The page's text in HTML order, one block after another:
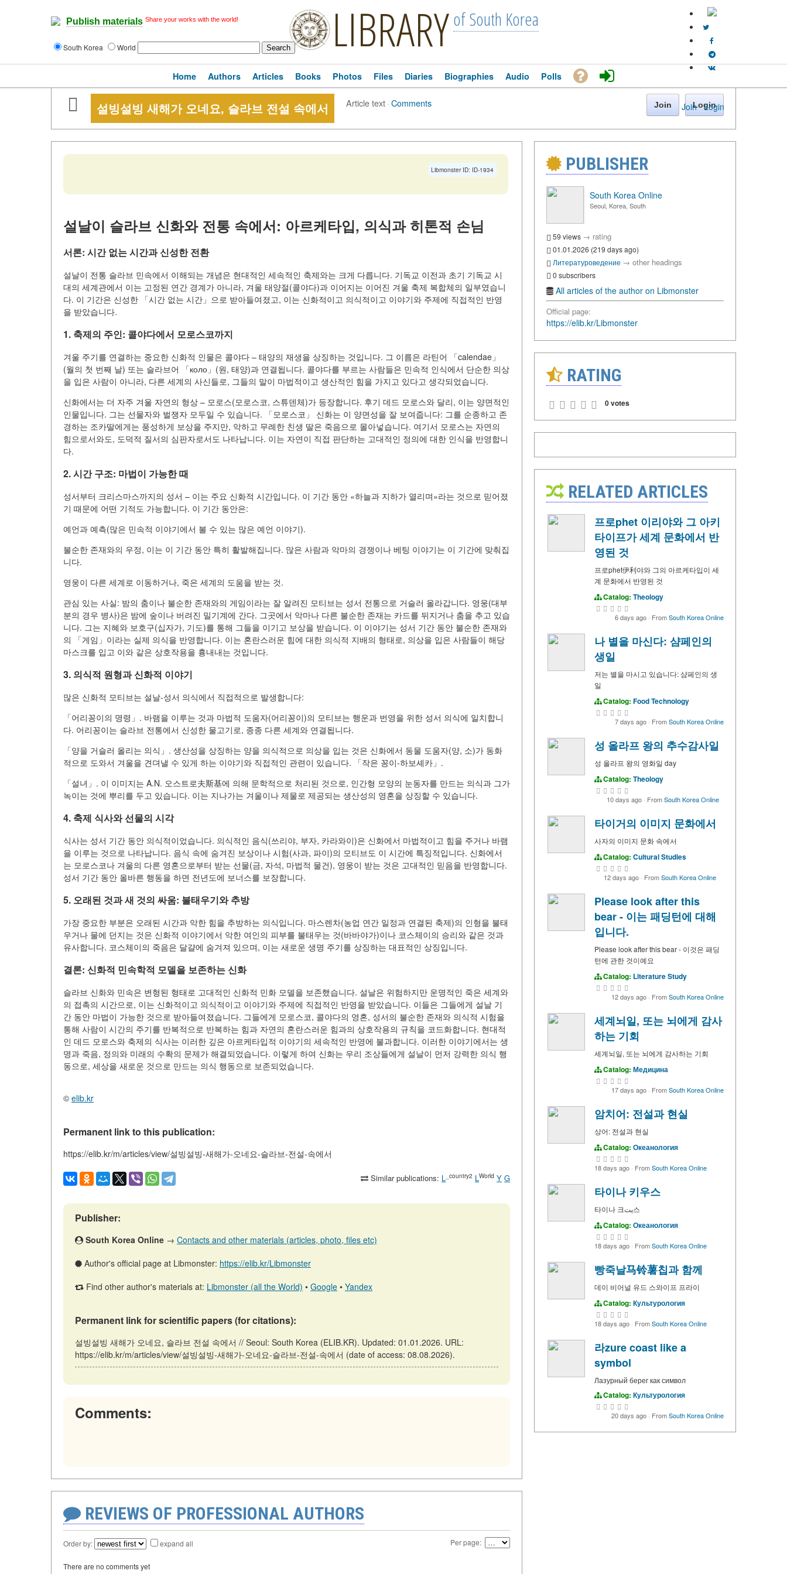
Publish materials Share your works with the world!
South Korea World LIBRARYof South Korea
Join · Login
Home Authors Articles Books Photos Files Diaries Biographies Audio Polls
설빙설빙 새해가 오네요, 슬라브 전설 속에서 Article text·Comments Join Login
Libmonster ID: ID-1934
설날이 슬라브 신화와 전통 속에서: 아르케타입, 의식과 히톤적 손님
서론: 시간 없는 시간과 신성한 전환
설날이 전통 슬라브 민속에서 이해되는 개념은 현대적인 세속적인 축제와는 크게 다릅니다. 기독교 이전과 초기 기독교 시
대의 세계관에서 이는 고정된 연간 경계가 아니라, 겨울 태양절(콜야다)과 이어지는 이어진 겨울 축제 복합체의 일부였습니
다. 이 기간은 신성한 「시간 없는 시간」으로 받아들여졌고, 이는 신화적이고 의식적이고 이야기와 주제에 직접적인 반영
을 받았습니다.
1. 축제의 주인: 콜야다에서 모로스코까지
겨울 주기를 연결하는 중요한 신화적 인물은 콜야다 – 태양의 재생을 상징하는 것입니다. 그 이름은 라틴어 「calendae」
(월의 첫 번째 날) 또는 슬라브어 「коло」(원, 태양)과 연결됩니다. 콜야다를 부르는 사람들은 민속적 인식에서 단순한 의상
을 입은 사람이 아니라, 다른 세계의 사신들로, 그들의 말이 마법적이고 생산적인 힘을 가지고 있다고 생각되었습니다.
신화에서는 더 자주 겨울 자연의 형상 – 모로스(모로스코, 스튜덴체)가 등장합니다. 후기 데드 모로스와 달리, 이는 양면적인
인물입니다. 그는 선물자와 벌쟁자 모두일 수 있습니다. 「모로스코」 신화는 이 양면성을 잘 보여줍니다: 그를 순종하고 존
경하는 조카딸에게는 풍성하게 보상을 주지만, 악하고 무례한 친생 딸은 죽음으로 몰아넣습니다. 여기서 모로스는 자연의
힘으로서와도, 도덕적 질서의 심판자로서도 나타납니다. 이는 자연이 직접 판단하는 고대적인 정의에 대한 인식을 반영합니
다.
2. 시간 구조: 마법이 가능한 때
성서부터 크리스마스까지의 성서 – 이는 주요 신화적 시간입니다. 이 기간 동안 «하늘과 지하가 열리며»라는 것으로 믿어졌
기 때문에 어떤 기적도 가능합니다. 이 기간 동안은:
예언과 예측(많은 민속적 이야기에서 볼 수 있는 많은 예언 이야기).
불순한 존재와의 우정, 이는 이 기간 동안 특히 활발해집니다. 많은 사람과 악마의 경쟁이나 베팅 이야기는 이 기간에 맞춰집
니다.
영웅이 다른 세계로 이동하거나, 죽은 세계의 도움을 받는 것.
관심 있는 사실: 밤의 춤이나 불순한 존재와의 게임이라는 잘 알려진 모티브는 성서 전통으로 거슬러 올라갑니다. 영웅(대부
분의 경우 병사)은 밤에 숲이나 버려진 밀기계에 간다. 그곳에서 악마나 다른 불순한 존재는 카드를 뒤지거나 춤을 추고 있습
니다. 그는 지혜와 보호구(십자가, 기도)를 통해 그들을 이기고 보상을 받습니다. 이 이야기는 성서 기간 동안 불순한 존재와
의 「게임」이라는 실제 의식을 반영합니다. 이는 혼란스러운 힘에 대한 의식적 지배의 형태로, 의상을 입은 사람들이 해당
마스크를 입고 이와 같은 상호작용을 흉내내는 것입니다.
3. 의식적 원형과 신화적 이야기
많은 신화적 모티브는 설날-성서 의식에서 직접적으로 발생합니다:
「어리꽁이의 명령」. 바램을 이루는 것과 마법적 도움자(어리꽁이)의 모티브는 행운과 번영을 위한 성서 의식에 일치합니
다. 어리꽁이는 슬라브 전통에서 신성한 물고기로, 종종 다른 세계와 연결됩니다.
「양을 거슬러 올리는 의식」. 생산성을 상징하는 양을 의식적으로 의상을 입는 것은 신화에서 동물 도움자(양, 소)가 동화
적으로 도와서 겨울을 견뎌낼 수 있게 하는 이야기와 직접적인 관련이 있습니다. 「작은 꽁이-하보셰카」.
「설녀」. 이 이미지는 A.N. 오스트로夫斯基에 의해 문학적으로 처리된 것으로, 인간형 모양의 눈동자를 만드는 의식과 그가
녹이는 것에 뿌리를 두고 있습니다. 이는 지나가는 겨울이나 제물로 제공되는 생산성의 영혼을 상징할 수 있습니다.
4. 축제 식사와 선물의 시각
식사는 성서 기간 동안 의식적이었습니다. 의식적인 음식(쓰리야, 부자, 카라와이)은 신화에서 마법적이고 힘을 주거나 바램
을 이루는 것으로 나타납니다. 음식 속에 숨겨진 보상이나 시험(사과, 파이)의 모티브도 이 시간에 특징적입니다. 신화에서
는 모로스코나 겨울의 다른 영혼으로부터 받는 선물(금, 자석, 마법적 물건), 영웅이 받는 것은 고대적인 믿음을 반영합니다.
성서 기간 동안 올바른 행동을 하면 전년도에 보너스를 보장합니다.
5. 오래된 것과 새 것의 싸움: 불태우기와 추방
가장 중요한 부분은 오래된 시간과 악한 힘을 추방하는 의식입니다. 마스렌차(농업 연간 일정과 연결된 축제)의 인형을 불태
우거나 물에 던지는 것은 신화적 이야기에서 악한 여인의 피부를 불태우는 것(바바야가)이나 코스체이의 승리와 같은 것과
유사합니다. 코스체이의 죽음은 달걀에 숨겨져 있으며, 이는 새로운 생명 주기를 상징하는 대표적인 상징입니다.
결론: 신화적 민속학적 모델을 보존하는 신화
슬라브 신화와 민속은 변형된 형태로 고대적인 신화적 민화 모델을 보존했습니다. 설날은 위험하지만 운명적인 죽은 세계와
의 접촉의 시간으로, 이는 신화적이고 의식적이고 이야기와 주제에 직접적인 반영을 받았습니다. 이들은 그들에게 설날 기
간 동안 마법이 가능한 것으로 받아들여졌습니다. 그들에게 모로스코, 콜야다의 영혼, 성서의 불순한 존재와 의식적 시험을
통해 사람이 시간의 주기를 반복적으로 반복하는 힘과 자연의 혼란스러운 힘과의 상호작용의 규칙을 코드화합니다. 현대적
인 데드 모로스와 축제의 식사는 이러한 깊은 아르케타입적 이야기의 세속적인 반영에 불과합니다. 이러한 이야기에서는 생
명과 죽음, 정의와 미래의 수확의 문제가 해결되었습니다. 이렇게 하여 신화는 우리 조상들에게 설날이 먼저 강력한 의식 행
동으로, 세상을 새로운 것으로 만드는 의식 행동으로 보존되었습니다.
© elib.kr
Permanent link to this publication:
https://elib.kr/m/articles/view/설빙설빙-새해가-오네요-슬라브-전설-속에서
Similar publications: L _country2 LWorld Y G
Publisher:
South Korea Online → Contacts and other materials (articles, photo, files etc)
Author's official page at Libmonster: https://elib.kr/Libmonster
Find other author's materials at: Libmonster (all the World) • Google • Yandex
Permanent link for scientific papers (for citations):
설빙설빙 새해가 오네요, 슬라브 전설 속에서 // Seoul: South Korea (ELIB.KR). Updated: 01.01.2026. URL:
https://elib.kr/m/articles/view/설빙설빙-새해가-오네요-슬라브-전설-속에서 (date of access: 08.08.2026).
Comments:
REVIEWS OF PROFESSIONAL AUTHORS
Order by: expand all Per page:
There are no comments yet
PUBLISHER
South Korea Online
Seoul, Korea, South
59 views → rating
01.01.2026 (219 days ago)
Литературоведение → other headings
0 subscribers
All articles of the author on Libmonster
Official page:
https://elib.kr/Libmonster
RATING
0 votes
RELATED ARTICLES
프로phet 이리야와 그 아키
타이프가 세계 문화에서 반
영된 것
프로phet伊利야와 그의 아르케타입이 세
계 문화에서 반영된 것
Catalog: Theology
6 days ago · FromSouth Korea Online
나 별을 마신다: 샴페인의
생일
저는 별을 마시고 있습니다: 샴페인의 생
일
Catalog: Food Technology
7 days ago · FromSouth Korea Online
성 올라프 왕의 추수감사일
성 올라프 왕의 영화일 day
Catalog: Theology
10 days ago · FromSouth Korea Online
타이거의 이미지 문화에서
사자의 이미지 문화 속에서
Catalog: Cultural Studies
12 days ago · FromSouth Korea Online
Please look after this
bear - 이는 패딩턴에 대해
입니다.
Please look after this bear - 이것은 패딩
턴에 관한 것이예요
Catalog: Literature Study
12 days ago · FromSouth Korea Online
세계뇌일, 또는 뇌에게 감사
하는 기회
세계뇌일, 또는 뇌에게 감사하는 기회
Catalog: Медицина
17 days ago · FromSouth Korea Online
암치어: 전설과 현실
상어: 전설과 현실
Catalog: Океанология
18 days ago · FromSouth Korea Online
타이나 키우스
타이나 크يت스
Catalog: Океанология
18 days ago · FromSouth Korea Online
빵죽날马铃薯칩과 함께
데이 비어널 유드 스와이프 프라이
Catalog: Культурология
18 days ago · FromSouth Korea Online
라zure coast like a
symbol
Лазурный берег как символ
Catalog: Культурология
20 days ago · FromSouth Korea Online